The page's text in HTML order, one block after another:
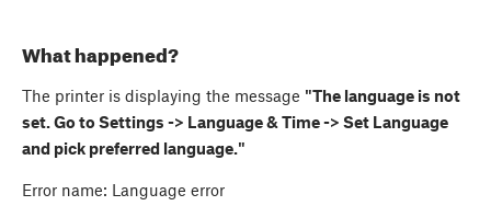
What happened?
The printer is displaying the message "The language is not
set. Go to Settings -> Language & Time -> Set Language
and pick preferred language."
Error name: Language error